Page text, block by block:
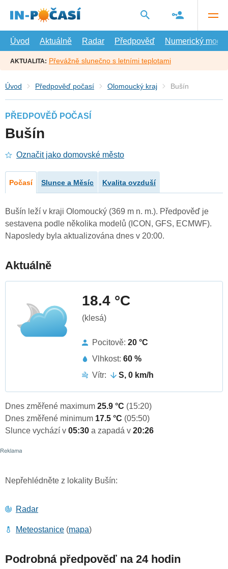
hlavní
Úvod
Aktuálně Radar Předpověď Numerický model
AKTUALITA: Převážně slunečno s letními teplotami
Úvod Předpověď počasí Olomoucký kraj Bušín
PŘEDPOVĚĎ POČASÍ
Bušín
Označit jako domovské město
Počasí Slunce a Měsíc Kvalita ovzduší
Bušín leží v kraji Olomoucký (369 m n. m.). Předpověď je
sestavena podle několika modelů (ICON, GFS, ECMWF).
Naposledy byla aktualizována dnes v 20:00.
Aktuálně
18.4 °C
(klesá)
Pocitově: 20 °C
Vlhkost: 60 %
Vítr:
S, 0 km/h
Dnes změřené maximum 25.9 °C (15:20)
Dnes změřené minimum 17.5 °C (05:50)
Slunce vychází v 05:30 a zapadá v 20:26
Nepřehlédněte z lokality Bušín:
Radar
Meteostanice (mapa)
Podrobná předpověď na 24 hodin